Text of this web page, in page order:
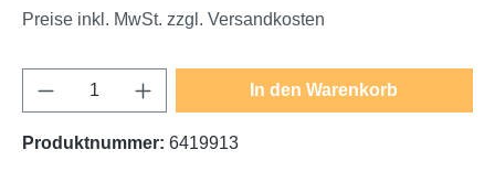
Preise inkl. MwSt. zzgl. Versandkosten
Produkt Anzahl: Gib den gewünschten
In den Warenkorb
Produktnummer: 6419913